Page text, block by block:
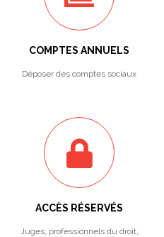
COMPTES ANNUELS
Déposer des comptes sociaux
ACCÈS RÉSERVÉS
Juges, professionnels du droit,